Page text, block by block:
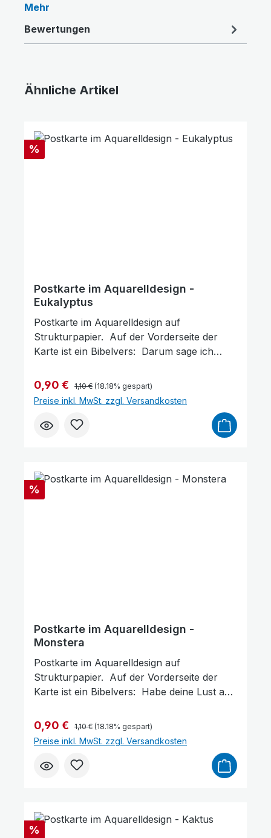
Mehr
Bewertungen
Ähnliche Artikel
Rabatt
%
Postkarte im Aquarelldesign -
Eukalyptus
Postkarte im Aquarelldesign auf
Strukturpapier. Auf der Vorderseite der
Karte ist ein Bibelvers: Darum sage ich
erbittet, glaubt, dass ihr es empfangt, so
wird es euch zuteil werden!Markus
11,24Gott erhört dein Gebet Format: 14,5 x
10 cm
Verkaufspreis:
0,90 € Regulärer Preis:
1,10 € (18.18% gespart)
Preise inkl. MwSt. zzgl. Versandkosten
Rabatt
%
Postkarte im Aquarelldesign -
Monstera
Postkarte im Aquarelldesign auf
Strukturpapier. Auf der Vorderseite der
Karte ist ein Bibelvers: Habe deine Lust am
wünscht. Psalm 37,4Gott erfüllt deinen
Wunsch Format: 14,5 x 10 cm
Verkaufspreis:
0,90 € Regulärer Preis:
1,10 € (18.18% gespart)
Preise inkl. MwSt. zzgl. Versandkosten
Rabatt
%